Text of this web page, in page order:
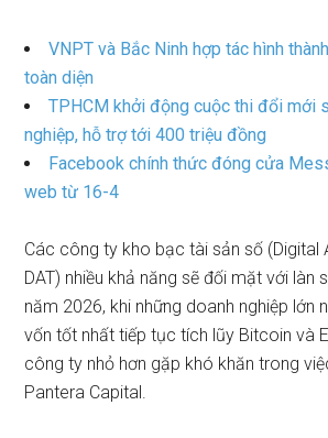
VNPT và Bắc Ninh hợp tác hình
toàn diện
TPHCM khởi động cuộc thi đổi mới
nghiệp, hỗ trợ tới 400 triệu đồng
Facebook chính thức đóng cửa
web từ 16-4
Các công ty kho bạc tài sản số (Digital
DAT) nhiều khả năng sẽ đối mặt với làn
năm 2026, khi những doanh nghiệp lớn
vốn tốt nhất tiếp tục tích lũy Bitcoin và
công ty nhỏ hơn gặp khó khăn trong
Pantera Capital.